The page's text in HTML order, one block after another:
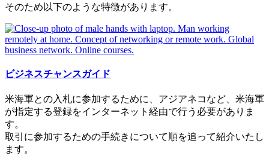
そのため以下のような特徴があります。
ビジネスチャンスガイド
米海軍との入札に参加するために、アジアネコなど、米海軍
が指定する登録をインターネット経由で行う必要がありま
す。
取引に参加するための手続きについて順を追って紹介いたし
ます。